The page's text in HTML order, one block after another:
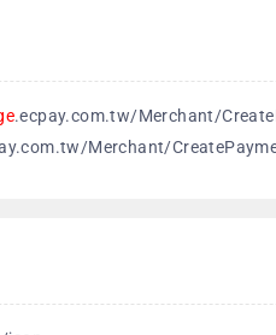
.ecpay.com.tw/Merchant/
Merchant/